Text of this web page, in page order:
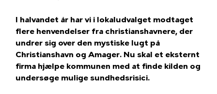
I halvandet år har vi i lokaludvalget modtaget
flere henvendelser fra christianshavnere, der
undrer sig over den mystiske lugt på
Christianshavn og Amager. Nu skal et eksternt
firma hjælpe kommunen med at finde kilden og
undersøge mulige sundhedsrisici.